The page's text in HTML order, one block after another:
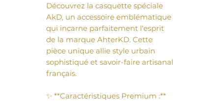
Découvrez la casquette spéciale
AkD, un accessoire emblématique
qui incarne parfaitement l'esprit
de la marque AhterKD. Cette
pièce unique allie style urbain
sophistiqué et savoir-faire artisanal
français.
✨ **Caractéristiques Premium :**